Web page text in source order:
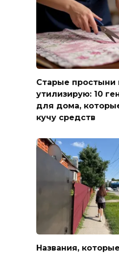
Старые
утилизирую: 10
для дома,
кучу средств
Названия,